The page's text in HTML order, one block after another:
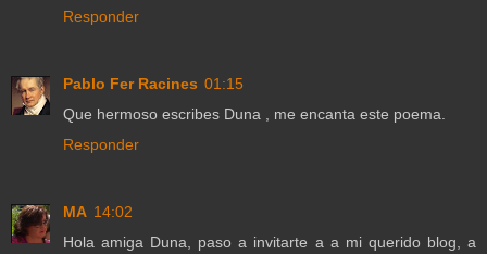
Responder
Pablo Fer Racines 01:15
Que hermoso escribes Duna , me encanta este poema.
Responder
MA 14:02
Hola amiga Duna, paso a invitarte a a mi querido blog, a